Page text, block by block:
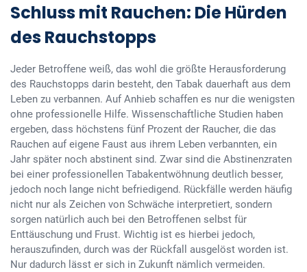
Schluss mit Rauchen: Die Hürden
des Rauchstopps
Jeder Betroffene weiß, das wohl die größte Herausforderung
des Rauchstopps darin besteht, den Tabak dauerhaft aus dem
Leben zu verbannen. Auf Anhieb schaffen es nur die wenigsten
ohne professionelle Hilfe. Wissenschaftliche Studien haben
ergeben, dass höchstens fünf Prozent der Raucher, die das
Rauchen auf eigene Faust aus ihrem Leben verbannten, ein
Jahr später noch abstinent sind. Zwar sind die Abstinenzraten
bei einer professionellen Tabakentwöhnung deutlich besser,
jedoch noch lange nicht befriedigend. Rückfälle werden häufig
nicht nur als Zeichen von Schwäche interpretiert, sondern
sorgen natürlich auch bei den Betroffenen selbst für
Enttäuschung und Frust. Wichtig ist es hierbei jedoch,
herauszufinden, durch was der Rückfall ausgelöst worden ist.
Nur dadurch lässt er sich in Zukunft nämlich vermeiden.